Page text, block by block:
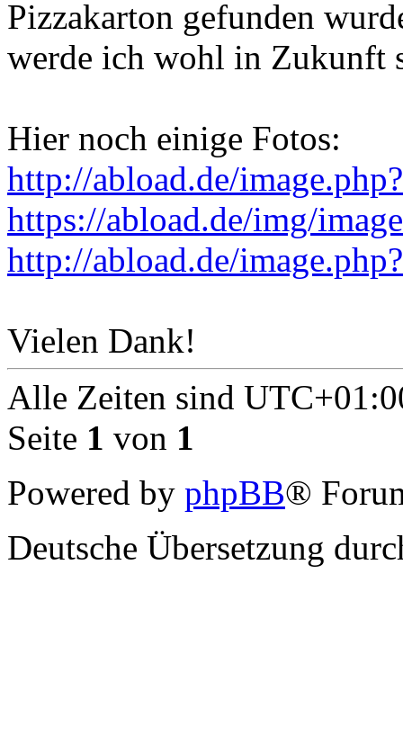
Pizzakarton gefunden
werde ich wohl in Zukunft
Hier noch einige Fotos:
http://abload.de/
https://abload.de/img/
http://abload.de/
Vielen Dank!
Alle Zeiten sind
Seite 1 von 1
Powered by phpBB®
Deutsche Übersetzung